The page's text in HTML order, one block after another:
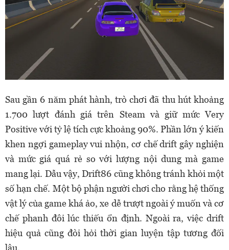
Sau gần 6 năm phát hành, trò chơi đã thu hút khoảng
1.700 lượt đánh giá trên Steam và giữ mức Very
Positive với tỷ lệ tích cực khoảng 90%. Phần lớn ý kiến
khen ngợi gameplay vui nhộn, cơ chế drift gây nghiện
và mức giá quá rẻ so với lượng nội dung mà game
mang lại. Dẫu vậy, Drift86 cũng không tránh khỏi một
số hạn chế. Một bộ phận người chơi cho rằng hệ thống
vật lý của game khá ảo, xe dễ trượt ngoài ý muốn và cơ
chế phanh đôi lúc thiếu ổn định. Ngoài ra, việc drift
hiệu quả cũng đòi hỏi thời gian luyện tập tương đối
lâu.